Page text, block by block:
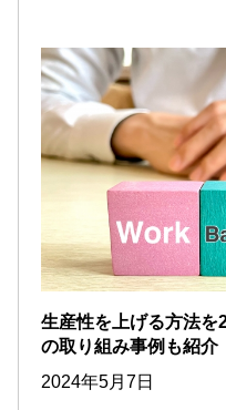
生産性を上げる方法を
の取り組み事例も紹介
2024年5月7日